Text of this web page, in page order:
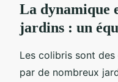
La dynamique
jardins : un
Les colibris sont des
par de nombreux